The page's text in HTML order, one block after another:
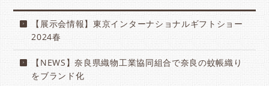
【展示会情報】東京インターナショナルギフトショー
2024春
【NEWS】奈良県織物工業協同組合で奈良の蚊帳織り
をブランド化